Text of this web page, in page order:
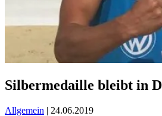
Silbermedaille bleibt in
Allgemein | 24.06.2019